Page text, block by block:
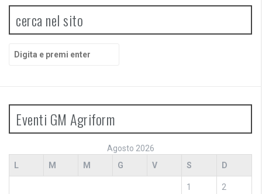
cerca nel sito
Eventi GM Agriform
Agosto 2026
L
M M G V S D
1 2